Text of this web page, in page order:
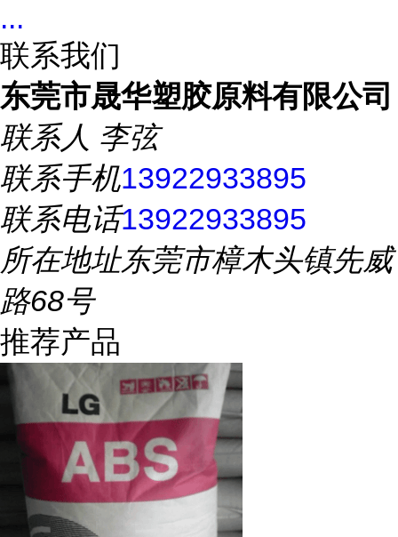
...
联系我们
东莞市晟华塑胶原料有限公司
联系人 李弦
联系手机13922933895
联系电话13922933895
所在地址东莞市樟木头镇先威
路68号
推荐产品